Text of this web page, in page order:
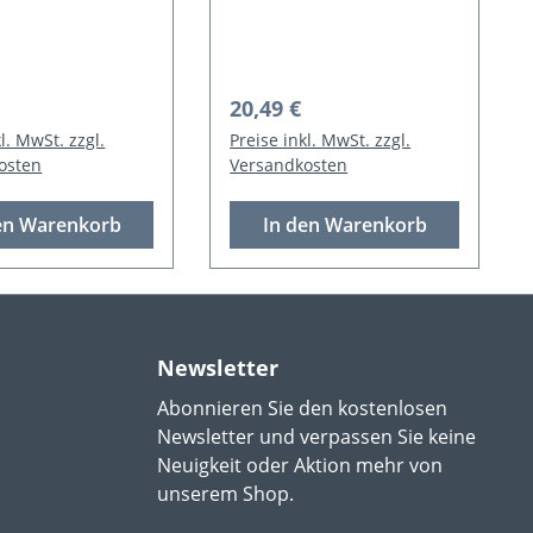
Preis:
MwSt. zzgl.
Warenkorb
Regulärer Preis:
20,49 €
Preise inkl. MwSt. zzgl.
Versandkosten
In den Warenkorb
Newsletter
Abonnieren Sie den kostenlosen
Newsletter und verpassen Sie keine
Neuigkeit oder Aktion mehr von
unserem Shop.